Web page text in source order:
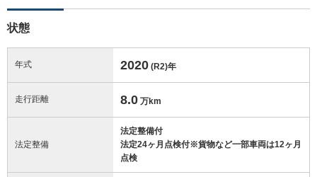
状態
年式 2020 (R2)年
走行距離 8.0 万km
法定整備
法定整備付
法定24ヶ月点検付※貨物など一部車両は12ヶ月
点検